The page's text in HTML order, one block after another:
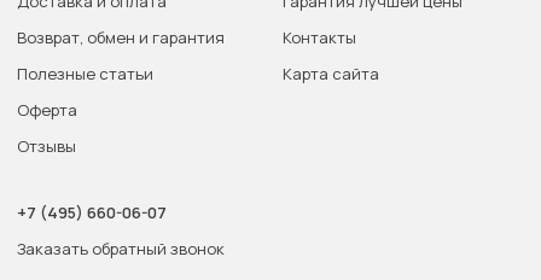
Возврат, обмен и гарантия
Полезные статьи
Оферта
Отзывы
Контакты
Карта сайта
+7 (495) 660-06-07
Заказать обратный звонок